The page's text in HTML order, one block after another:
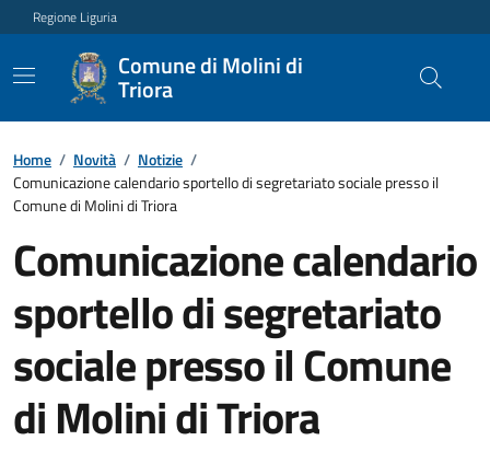
Regione Liguria
Comune di Molini di
Triora
Home / Novità / Notizie /
Comunicazione calendario sportello di segretariato sociale presso il
Comune di Molini di Triora
Comunicazione calendario
sportello di segretariato
sociale presso il Comune
di Molini di Triora